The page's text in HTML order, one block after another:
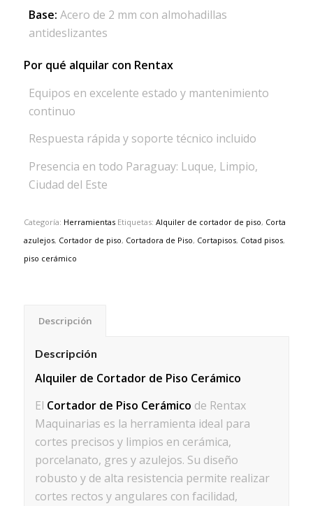
Base: Acero de 2 mm con almohadillas
antideslizantes
Por qué alquilar con Rentax
Equipos en excelente estado y mantenimiento
continuo
Respuesta rápida y soporte técnico incluido
Presencia en todo Paraguay: Luque, Limpio,
Ciudad del Este
Categoría: Herramientas Etiquetas: Alquiler de cortador de piso, Corta
azulejos, Cortador de piso, Cortadora de Piso, Cortapisos, Cotad pisos,
piso cerámico
Descripción
Descripción
Alquiler de Cortador de Piso Cerámico
El Cortador de Piso Cerámico de Rentax
Maquinarias es la herramienta ideal para
cortes precisos y limpios en cerámica,
porcelanato, gres y azulejos. Su diseño
robusto y de alta resistencia permite realizar
cortes rectos y angulares con facilidad,